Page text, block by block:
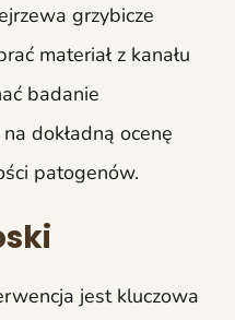
grzybicze
materiał z kanału
badanie
dokładną ocenę
patogenów.
jest kluczowa